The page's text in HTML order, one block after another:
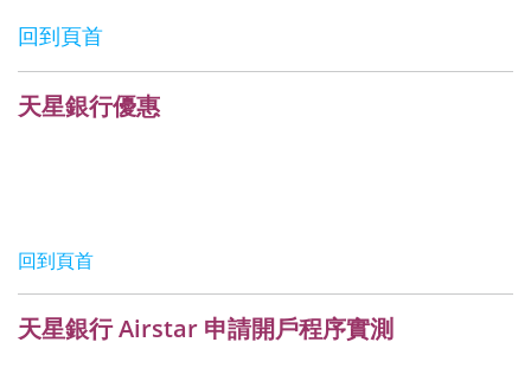
回到頁首
天星銀行優惠
回到頁首
天星銀行 Airstar 申請開戶程序實測